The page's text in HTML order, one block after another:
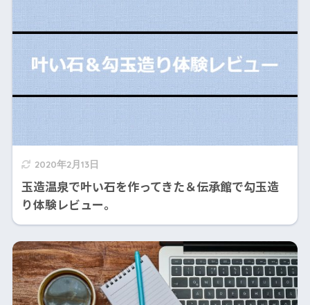
2020年2月13日
玉造温泉で叶い石を作ってきた＆伝承館で勾玉造
り体験レビュー。